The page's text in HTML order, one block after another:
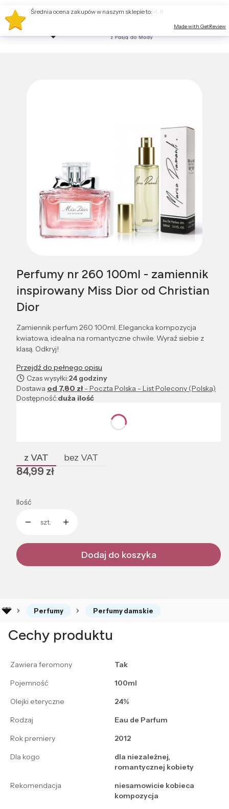
Perfumy nr 260 100ml - zamiennik
inspirowany Miss Dior od Christian
Dior
Zamiennik perfum 260 100ml. Elegancka kompozycja
kwiatowa, idealna na romantyczne chwile. Wyraź siebie z
klasą. Odkryj!
Przejdź do pełnego opisu
Czas wysyłki:24 godziny
Dostawa od 7,80 zł- Poczta Polska - List Polecony (Polska)
Dostępność:duża ilość
Poszczególne warianty mogą różnić się ceną
z VAT bez VAT
Cena
84,99 zł
Ilość
szt.
Dodaj do koszyka
Perfumy Perfumy damskie
Cechy produktu
Zawiera feromony
Tak
Pojemność
100ml
Olejki eteryczne
24%
Rodzaj
Eau de Parfum
Rok premiery
2012
Dla kogo
dla niezależnej,
romantycznej kobiety
Rekomendacja
niesamowicie kobieca
kompozycja
Średnia ocena zakupów w naszym sklepie to:
Made with GetReview